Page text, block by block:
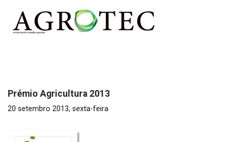
Prémio Agricultura 2013
20 setembro 2013, sexta-feira